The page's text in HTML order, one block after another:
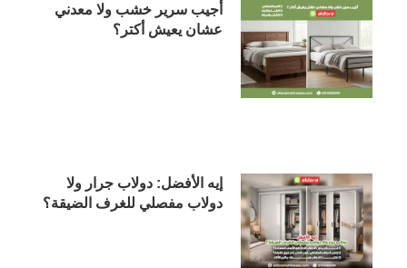
أجيب سرير خشب ولا معدني
عشان يعيش أكتر؟
إيه الأفضل: دولاب جرار ولا
دولاب مفصلي للغرف الضيقة؟